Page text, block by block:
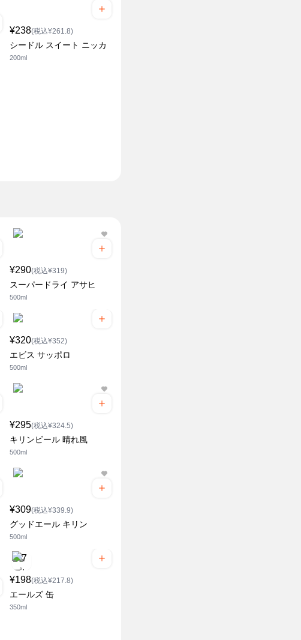
¥238(税込¥261.8)
シードル スイート ニッカ
200ml
¥290(税込¥319)
スーパードライ アサヒ
500ml
¥320(税込¥352)
エビス サッポロ
500ml
¥295(税込¥324.5)
キリンビール 晴れ風
500ml
¥309(税込¥339.9)
グッドエール キリン
500ml
¥198(税込¥217.8)
エールズ 缶
350ml